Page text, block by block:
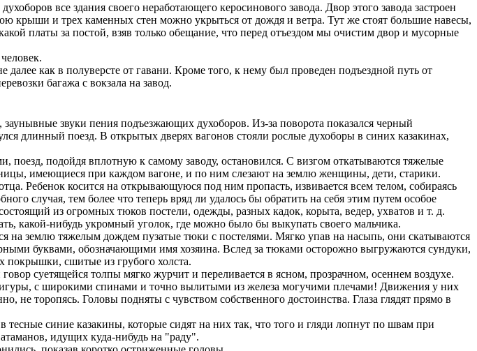
все здания своего неработающего керосинового завода. Двор этого завода застроен
и трех каменных стен можно укрыться от дождя и ветра. Тут же стоят большие навесы,
платы за постой, взяв только обещание, что перед отъездом мы очистим двор и мусорные
как в полуверсте от гавани. Кроме того, к нему был проведен подъездной путь от
багажа с вокзала на завод.
звуки пения подъезжающих духоборов. Из-за поворота показался черный
длинный поезд. В открытых дверях вагонов стояли рослые духоборы в синих казакинах,
поезд, подойдя вплотную к самому заводу, остановился. С визгом откатываются тяжелые
имеющиеся при каждом вагоне, и по ним слезают на землю женщины, дети, старики.
Ребенок косится на открывающуюся под ним пропасть, извивается всем телом, собираясь
случая, тем более что теперь вряд ли удалось бы обратить на себя этим путем особое
из огромных тюков постели, одежды, разных кадок, корыта, ведер, ухватов и т. д.
какой-нибудь укромный уголок, где можно было бы выкупать своего мальчика.
на землю тяжелым дождем пузатые тюки с постелями. Мягко упав на насыпь, они скатываются
буквами, обозначающими имя хозяина. Вслед за тюками осторожно выгружаются сундуки,
покрышки, сшитые из грубого холста.
суетящейся толпы мягко журчит и переливается в ясном, прозрачном, осеннем воздухе.
с широкими спинами и точно вылитыми из железа могучими плечами! Движения у них
торопясь. Головы подняты с чувством собственного достоинства. Глаза глядят прямо в
синие казакины, которые сидят на них так, что того и гляди лопнут по швам при
идущих куда-нибудь на "раду".